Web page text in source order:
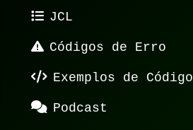
JCL
Códigos de Erro
Exemplos de Código
Podcast